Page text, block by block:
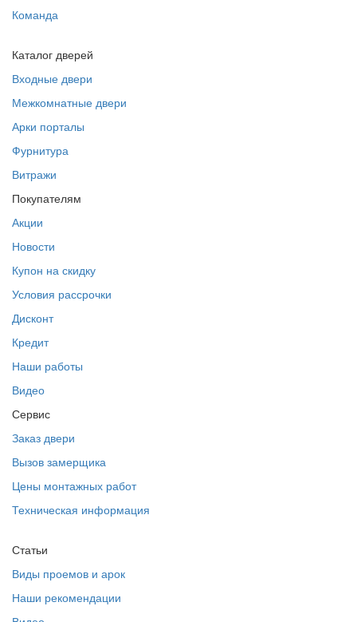
Команда
Каталог дверей
Входные двери
Межкомнатные двери
Арки порталы
Фурнитура
Витражи
Покупателям
Акции
Новости
Купон на скидку
Условия рассрочки
Дисконт
Кредит
Наши работы
Видео
Сервис
Заказ двери
Вызов замерщика
Цены монтажных работ
Техническая информация
Статьи
Виды проемов и арок
Наши рекомендации